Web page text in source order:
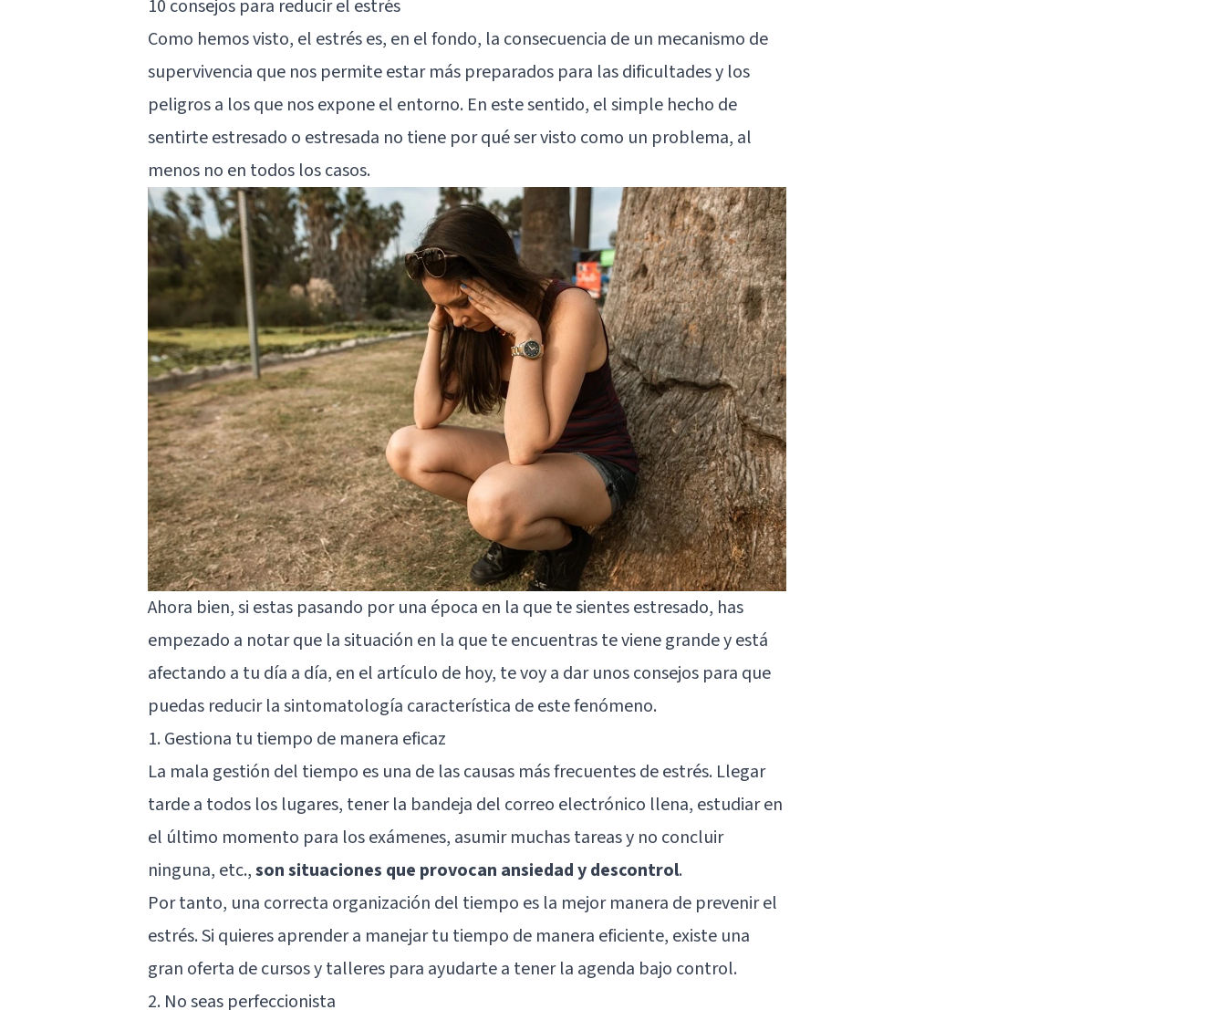
10 consejos para reducir el estrés
Como hemos visto, el estrés es, en el fondo, la consecuencia de un mecanismo de
supervivencia que nos permite estar más preparados para las dificultades y los
peligros a los que nos expone el entorno. En este sentido, el simple hecho de
sentirte estresado o estresada no tiene por qué ser visto como un problema, al
menos no en todos los casos.
Ahora bien, si estas pasando por una época en la que te sientes estresado, has
empezado a notar que la situación en la que te encuentras te viene grande y está
afectando a tu día a día, en el artículo de hoy, te voy a dar unos consejos para que
puedas reducir la sintomatología característica de este fenómeno.
1. Gestiona tu tiempo de manera eficaz
La mala gestión del tiempo es una de las causas más frecuentes de estrés. Llegar
tarde a todos los lugares, tener la bandeja del correo electrónico llena, estudiar en
el último momento para los exámenes, asumir muchas tareas y no concluir
ninguna, etc.,son situaciones que provocan ansiedad y descontrol.
Por tanto, una correcta organización del tiempo es la mejor manera de prevenir el
estrés. Si quieres aprender a manejar tu tiempo de manera eficiente, existe una
gran oferta de cursos y talleres para ayudarte a tener la agenda bajo control.
2. No seas perfeccionista